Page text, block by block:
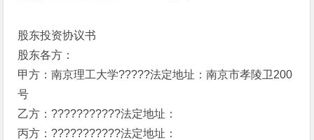
股东投资协议书
股东各方：
甲方：南京理工大学?????法定地址：南京市孝陵卫200
号
乙方：???????????法定地址：
丙方：???????????法定地址：